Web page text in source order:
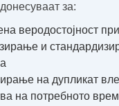
за:
веродостојност
и
на дупликат
на потребното